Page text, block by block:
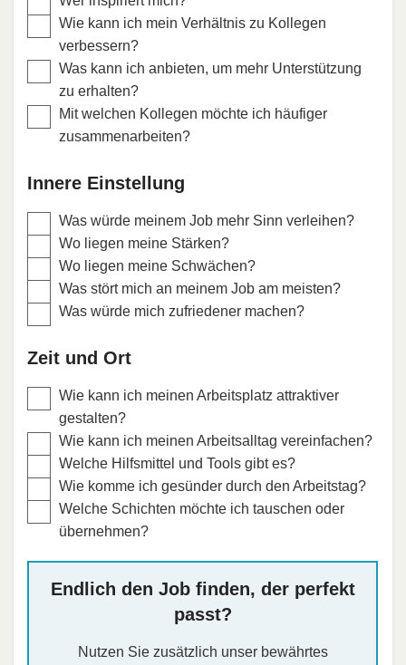
Wie kann ich mein Verhältnis zu Kollegen
verbessern?
Was kann ich anbieten, um mehr Unterstützung
zu erhalten?
Mit welchen Kollegen möchte ich häufiger
zusammenarbeiten?
Innere Einstellung
Was würde meinem Job mehr Sinn verleihen?
Wo liegen meine Stärken?
Wo liegen meine Schwächen?
Was stört mich an meinem Job am meisten?
Was würde mich zufriedener machen?
Zeit und Ort
Wie kann ich meinen Arbeitsplatz attraktiver
gestalten?
Wie kann ich meinen Arbeitsalltag vereinfachen?
Welche Hilfsmittel und Tools gibt es?
Wie komme ich gesünder durch den Arbeitstag?
Welche Schichten möchte ich tauschen oder
übernehmen?
Endlich den Job finden, der perfekt
passt?
Nutzen Sie zusätzlich unser bewährtes